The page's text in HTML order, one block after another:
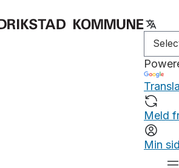
Meld
Min